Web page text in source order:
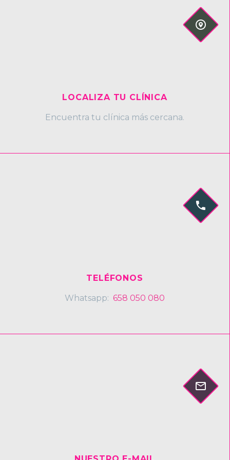


LOCALIZA TU CLÍNICA
Encuentra tu clínica más cercana.


TELÉFONOS
Whatsapp: 658 050 080

